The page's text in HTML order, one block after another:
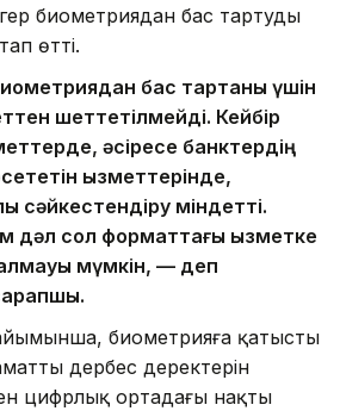
биометриядан бас тартудың
өтті.
бас тартқаны үшін
шеттетілмейді. Кейбір
әсіресе банктердің
қызметтерінде,
сәйкестендіру міндетті.
дәл сол форматтағы қызметке
алмауы мүмкін, — деп
биометрияға қатысты
дербес деректерін
цифрлық ортадағы нақты